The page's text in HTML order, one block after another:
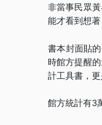
非當事民眾
能才看到想
書本封面貼
時館方提醒
計工具書，
館方統計有3